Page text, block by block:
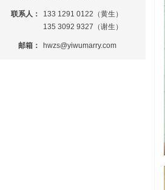
联系人：
133 1291 0122（黄生）
135 3092 9327（谢生）
邮箱： hwzs@yiwumarry.com